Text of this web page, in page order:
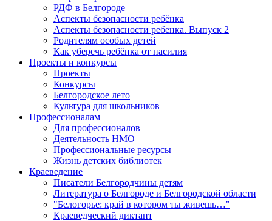
РДФ в Белгороде
Аспекты безопасности ребёнка
Аспекты безопасности ребенка. Выпуск 2
Родителям особых детей
Как уберечь ребёнка от насилия
Проекты и конкурсы
Проекты
Конкурсы
Белгородское лето
Культура для школьников
Профессионалам
Для профессионалов
Деятельность НМО
Профессиональные ресурсы
Жизнь детских библиотек
Краеведение
Писатели Белгородчины детям
Литература о Белгороде и Белгородской области
"Белогорье: край в котором ты живешь…"
Краеведческий диктант